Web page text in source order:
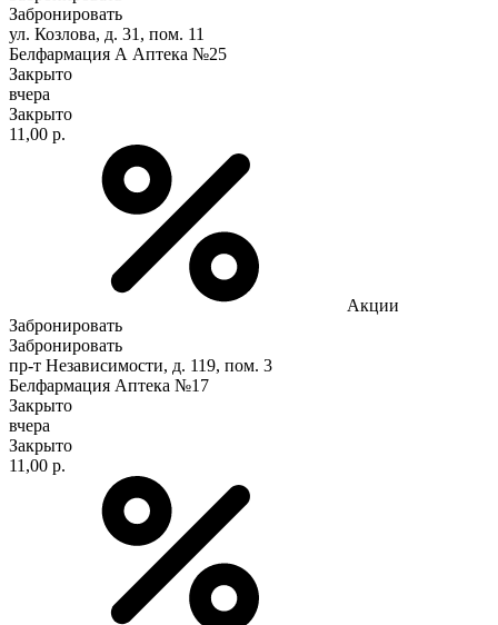
Забронировать
ул. Козлова, д. 31, пом. 11
Белфармация А Аптека №25
Закрыто
вчера
Закрыто
11,00 р.
Акции
Забронировать
Забронировать
пр-т Независимости, д. 119, пом. 3
Белфармация Аптека №17
Закрыто
вчера
Закрыто
11,00 р.